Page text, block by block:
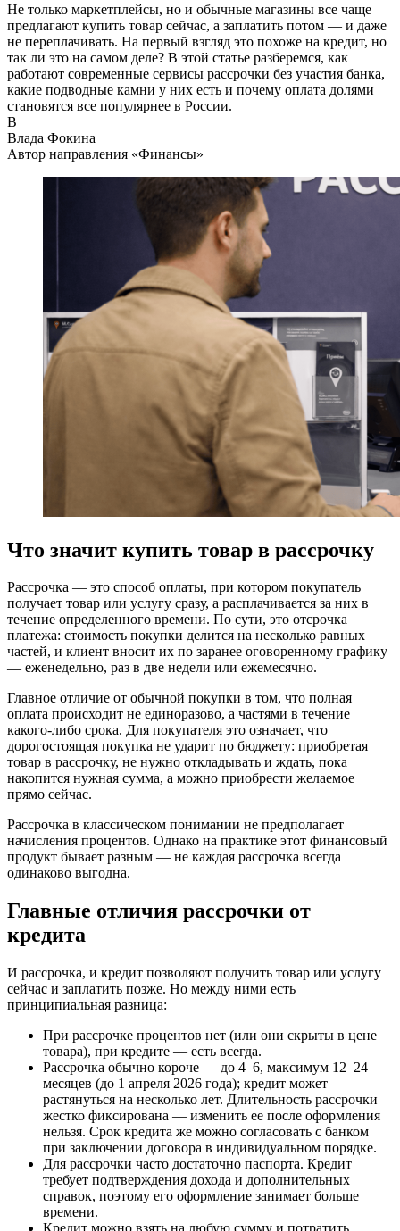
Не только маркетплейсы, но и обычные магазины все чаще
предлагают купить товар сейчас, а заплатить потом — и даже
не переплачивать. На первый взгляд это похоже на кредит, но
так ли это на самом деле? В этой статье разберемся, как
работают современные сервисы рассрочки без участия банка,
какие подводные камни у них есть и почему оплата долями
становятся все популярнее в России.
В
Влада Фокина
Автор направления «Финансы»
Что значит купить товар в рассрочку
Рассрочка — это способ оплаты, при котором покупатель
получает товар или услугу сразу, а расплачивается за них в
течение определенного времени. По сути, это отсрочка
платежа: стоимость покупки делится на несколько равных
частей, и клиент вносит их по заранее оговоренному графику
— еженедельно, раз в две недели или ежемесячно.
Главное отличие от обычной покупки в том, что полная
оплата происходит не единоразово, а частями в течение
какого-либо срока. Для покупателя это означает, что
дорогостоящая покупка не ударит по бюджету: приобретая
товар в рассрочку, не нужно откладывать и ждать, пока
накопится нужная сумма, а можно приобрести желаемое
прямо сейчас.
Рассрочка в классическом понимании не предполагает
начисления процентов. Однако на практике этот финансовый
продукт бывает разным — не каждая рассрочка всегда
одинаково выгодна.
Главные отличия рассрочки от
кредита
И рассрочка, и кредит позволяют получить товар или услугу
сейчас и заплатить позже. Но между ними есть
принципиальная разница:
При рассрочке процентов нет (или они скрыты в цене
товара), при кредите — есть всегда.
Рассрочка обычно короче — до 4–6, максимум 12–24
месяцев (до 1 апреля 2026 года); кредит может
растянуться на несколько лет. Длительность рассрочки
жестко фиксирована — изменить ее после оформления
нельзя. Срок кредита же можно согласовать с банком
при заключении договора в индивидуальном порядке.
Для рассрочки часто достаточно паспорта. Кредит
требует подтверждения дохода и дополнительных
справок, поэтому его оформление занимает больше
времени.